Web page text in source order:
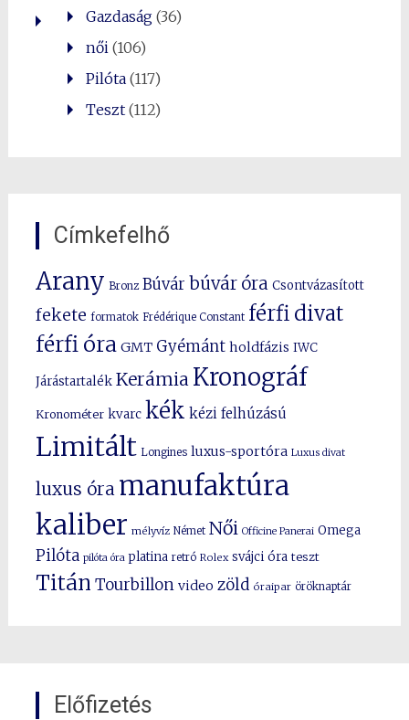
Gazdaság(36)
női(106)
Pilóta(117)
Teszt(112)
Címkefelhő
Arany Bronz Búvár búvár óra Csontvázasított
fekete formatok Frédérique Constant férfi divat
férfi óra GMT Gyémánt holdfázis IWC
Járástartalék Kerámia Kronográf
Kronométer kvarc kék kézi felhúzású
Limitált Longines luxus-sportóra Luxus divat
luxus óra manufaktúra
kaliber mélyvíz Német Női Officine Panerai Omega
Pilóta pilóta óra platina retró Rolex svájci óra teszt
Titán Tourbillon video zöld óraipar öröknaptár
Előfizetés